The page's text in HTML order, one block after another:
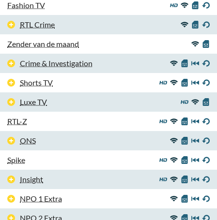
Fashion TV
RTL Crime
Zender van de maand
Crime & Investigation
Shorts TV
Luxe TV
RTL-Z
ONS
Spike
Insight
NPO 1 Extra
NPO 2 Extra